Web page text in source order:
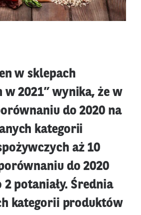
w sklepach
2021” wynika, że w
do 2020 na
kategorii
aż 10
do 2020
potaniały. Średnia
kategorii produktów